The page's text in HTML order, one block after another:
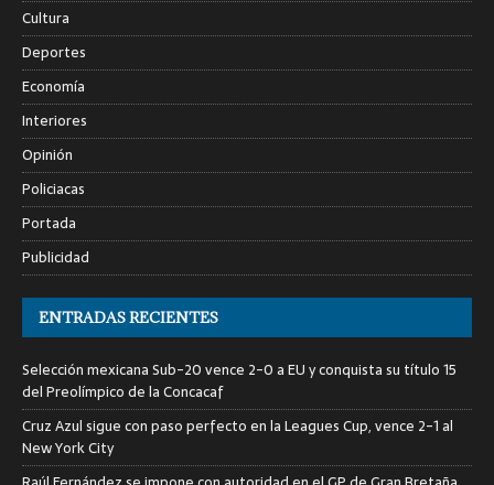
Cultura
Deportes
Economía
Interiores
Opinión
Policiacas
Portada
Publicidad
ENTRADAS RECIENTES
Selección mexicana Sub-20 vence 2-0 a EU y conquista su título 15
del Preolímpico de la Concacaf
Cruz Azul sigue con paso perfecto en la Leagues Cup, vence 2-1 al
New York City